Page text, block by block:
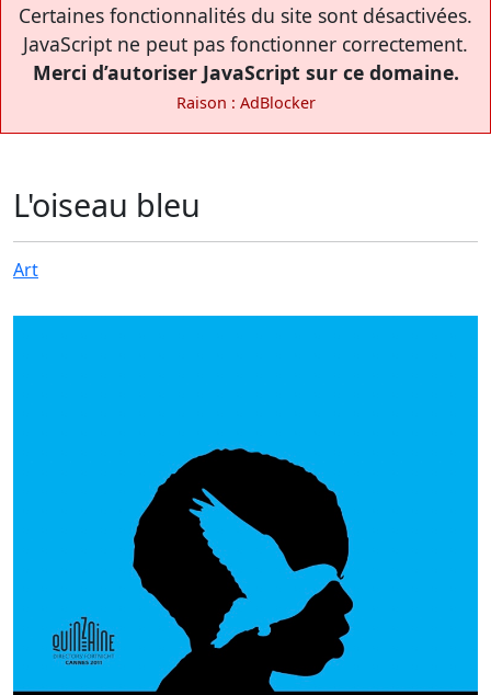
Certaines fonctionnalités du site sont désactivées.
JavaScript ne peut pas fonctionner correctement.
Merci d’autoriser JavaScript sur ce domaine.
Raison : AdBlocker
L'oiseau bleu
Art